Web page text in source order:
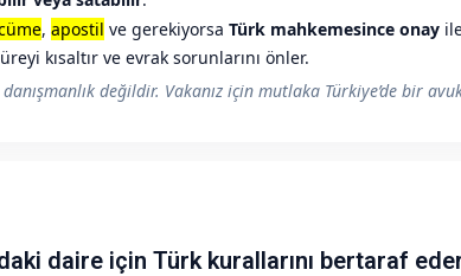
, apostil ve gerekiyorsa Türk mahkemesince onay
kısaltır ve evrak sorunlarını önler.
değildir. Vakanız için mutlaka Türkiye’de bir
daire için Türk kurallarını bertaraf